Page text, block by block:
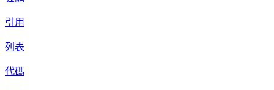
引用
列表
代碼